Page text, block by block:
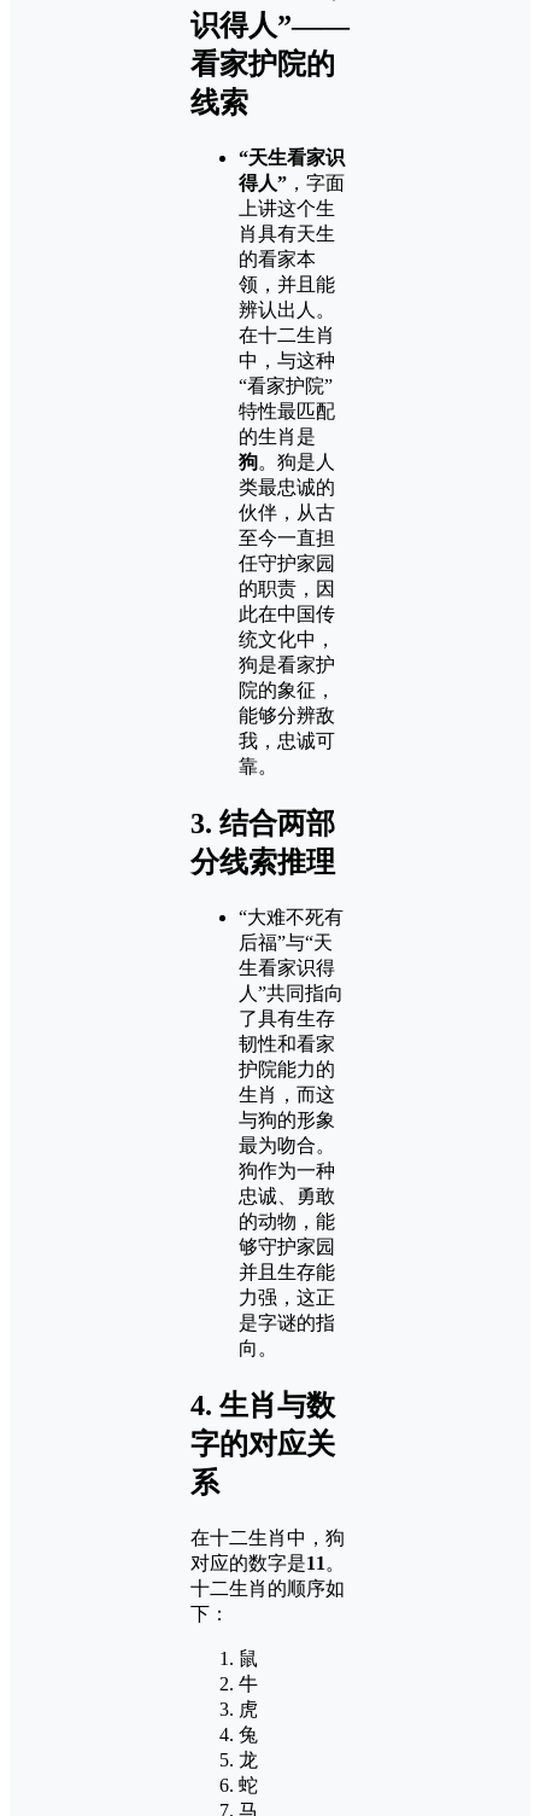
识得人”——
看家护院的
线索
“天生看家识
得人” ，字面
上讲这个生
肖具有天生
的看家本
领，并且能
辨认出人。
在十二生肖
中，与这种
“看家护院”
特性最匹配
的生肖是
狗。狗是人
类最忠诚的
伙伴，从古
至今一直担
任守护家园
的职责，因
此在中国传
统文化中，
狗是看家护
院的象征，
能够分辨敌
我，忠诚可
靠。
3. 结合两部
分线索推理
“大难不死有
后福”与“天
生看家识得
人”共同指向
了具有生存
韧性和看家
护院能力的
生肖，而这
与狗的形象
最为吻合。
狗作为一种
忠诚、勇敢
的动物，能
够守护家园
并且生存能
力强，这正
是字谜的指
向。
4. 生肖与数
字的对应关
系
在十二生肖中，狗
对应的数字是11 。
十二生肖的顺序如
下：
鼠
牛
虎
兔
龙
蛇
马